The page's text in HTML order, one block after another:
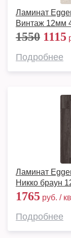
Ламинат
Винтаж 12мм
1550 1115
Подробнее
Ламинат
Никко браун
1765 руб. /
Подробнее